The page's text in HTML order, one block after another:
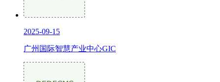
2025-09-15
广州国际智慧产业中心GIC